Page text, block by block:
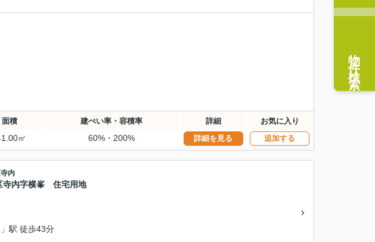
面積 建ぺい率・容積率 詳細 お気に入り
㎡ 60%・200% 詳細を見る 追加する
内
寺内字横峯 住宅用地
」駅 徒歩43分
物件検索